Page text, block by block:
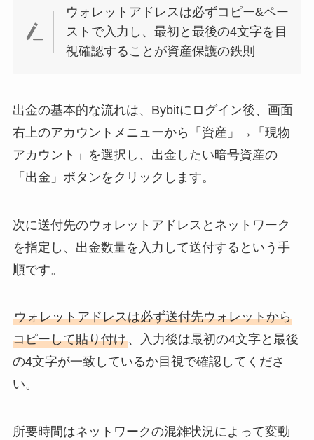
ウォレットアドレスは必ずコピー&ペー
ストで入力し、最初と最後の4文字を目
視確認することが資産保護の鉄則
出金の基本的な流れは、Bybitにログイン後、画面
右上のアカウントメニューから「資産」→「現物
アカウント」を選択し、出金したい暗号資産の
「出金」ボタンをクリックします。
次に送付先のウォレットアドレスとネットワーク
を指定し、出金数量を入力して送付するという手
順です。
ウォレットアドレスは必ず送付先ウォレットから
コピーして貼り付け、入力後は最初の4文字と最後
の4文字が一致しているか目視で確認してくださ
い。
所要時間はネットワークの混雑状況によって変動